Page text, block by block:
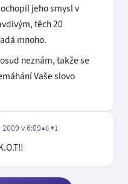
jeho smysl v
těch 20
mnoho.
neznám, takže se
Vaše slovo
v 6:09▲0 ▼1